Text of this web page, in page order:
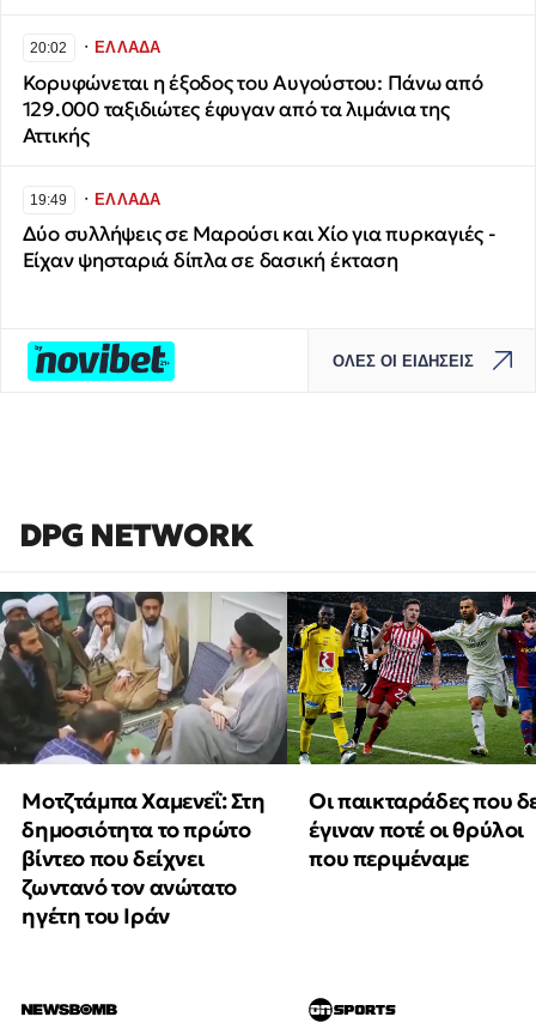
20:02 ∙ΕΛΛΑΔΑ
Κορυφώνεται η έξοδος του Αυγούστου: Πάνω από
129.000 ταξιδιώτες έφυγαν από τα λιμάνια της
Αττικής
19:49 ∙ΕΛΛΑΔΑ
Δύο συλλήψεις σε Μαρούσι και Χίο για πυρκαγιές -
Είχαν ψησταριά δίπλα σε δασική έκταση
ΟΛΕΣ ΟΙ ΕΙΔΗΣΕΙΣ
DPG NETWORK
Μοτζτάμπα Χαμενεΐ: Στη
δημοσιότητα το πρώτο
βίντεο που δείχνει
ζωντανό τον ανώτατο
ηγέτη του Ιράν
Οι παικταράδες που
έγιναν ποτέ οι θρύλοι
που περιμέναμε